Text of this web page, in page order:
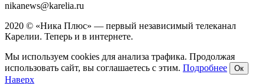
nikanews@karelia.ru
2020 © «Ника Плюс» — первый независимый телеканал
Карелии. Теперь и в интернете.
Мы используем cookies для анализа трафика. Продолжая
использовать сайт, вы соглашаетесь с этим. Подробнее Ок
Наверх